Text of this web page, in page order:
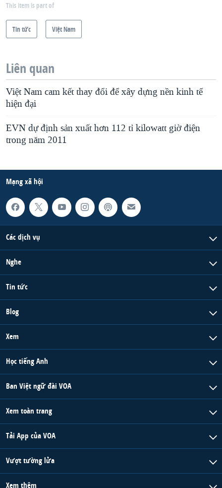
This item is part of
Tin tức Việt Nam
Liên quan
Việt Nam cam kết thay đổi để xây dựng nền kinh tế
hiện đại
EVN dự định sản xuất hơn 112 tỉ kilowatt giờ điện
trong năm 2011
Mạng xã hội
Các dịch vụ
Nghe
Tin tức
Blog
Xem
Học tiếng Anh
Ban Việt ngữ đài VOA
Xem toàn trang
Tải App của VOA
Vượt tường lửa
Xem thêm